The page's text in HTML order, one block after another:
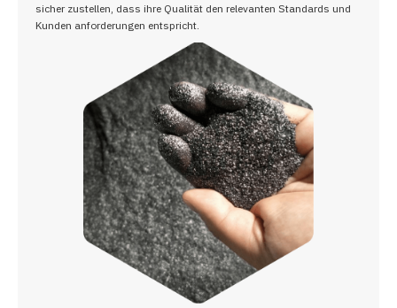
sicher zustellen, dass ihre Qualität den relevanten Standards und
Kunden anforderungen entspricht.